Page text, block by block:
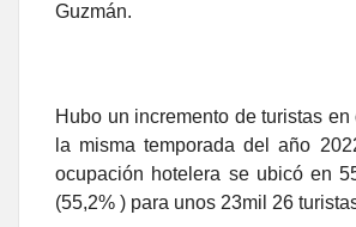
Guzmán.
Hubo un incremento de turistas
la misma temporada del año
ocupación hotelera se ubicó en
(55,2% ) para unos 23mil 26